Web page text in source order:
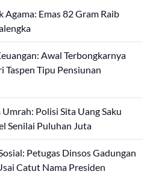
Emas 82 Gram Raib
Awal Terbongkarnya
Tipu Pensiunan
Polisi Sita Uang Saku
Senilai Puluhan Juta
Petugas Dinsos Gadungan
Catut Nama Presiden